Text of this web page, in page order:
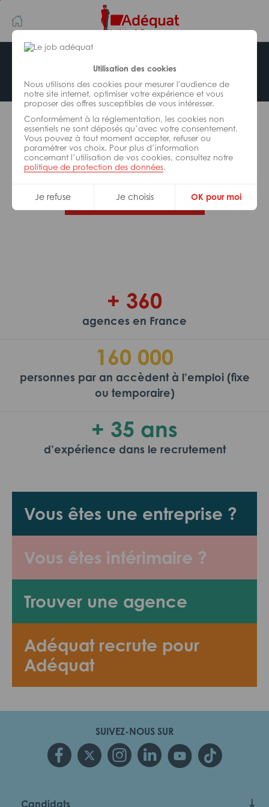
Utilisation des cookies
Nous utilisons des cookies pour mesurer l'audience de
notre site internet, optimiser votre expérience et vous
proposer des offres susceptibles de vous intéresser.
Conformément à la réglementation, les cookies non
essentiels ne sont déposés qu’avec votre consentement.
Vous pouvez à tout moment accepter, refuser ou
paramétrer vos choix. Pour plus d’information
concernant l’utilisation de vos cookies, consultez notre
politique de protection des données.
Je refuse Je choisis OK pour moi
au
contenu
principal
navigation
Offre indisponible
L’offre d’emploi que vous tentez de consulter n’est
plus disponible.
De nombreuses autres missions peuvent vous
correspondre, consultez toutes nos offres.
Trouvez votre job Adéquat !
Vous êtes une entreprise ?
Vous êtes intérimaire ?
Trouver une agence
Adéquat recrute pour
Adéquat
+ 360
agences en France
160 000
personnes par an accèdent à l’emploi (fixe
ou temporaire)
+ 35 ans
d’expérience dans le recrutement
SUIVEZ-NOUS SUR
Candidats